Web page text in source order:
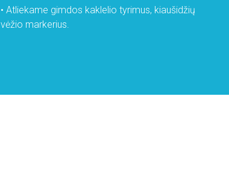
• Atliekame gimdos kaklelio tyrimus, kiaušidžių
vėžio markerius.